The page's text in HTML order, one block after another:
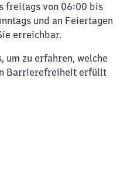
freitags von 06:00 bis
und an Feiertagen
erreichbar.
um zu erfahren, welche
Barrierefreiheit erfüllt